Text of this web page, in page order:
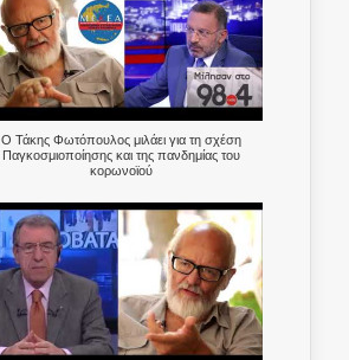
Ο Τάκης Φωτόπουλος μιλάει για τη σχέση
Παγκοσμιοποίησης και της πανδημίας του
κορωνοϊού